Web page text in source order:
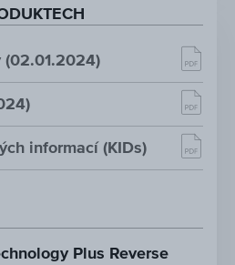
(02.01.2024)
informací (KIDs)
Plus Reverse